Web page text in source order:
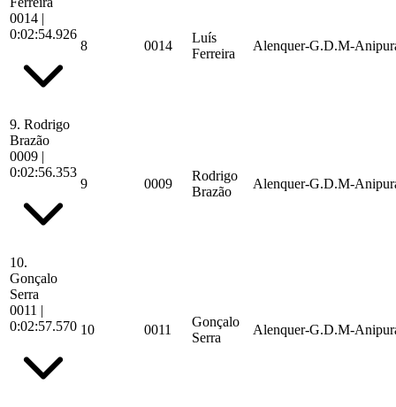
0014 |
0:02:54.926
8 0014
Luís
Ferreira
Alenquer-G.D.M-
9. Rodrigo
Brazão
0009 |
0:02:56.353
9 0009
Rodrigo
Brazão
Alenquer-G.D.M-
10.
Gonçalo
Serra
0011 |
0:02:57.570 10 0011
Gonçalo
Serra
Alenquer-G.D.M-